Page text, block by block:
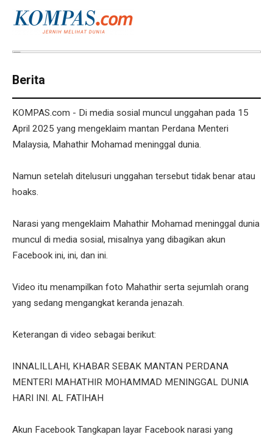
Berita
KOMPAS.com - Di media sosial muncul unggahan pada 15
April 2025 yang mengeklaim mantan Perdana Menteri
Malaysia, Mahathir Mohamad meninggal dunia.
Namun setelah ditelusuri unggahan tersebut tidak benar atau
hoaks.
Narasi yang mengeklaim Mahathir Mohamad meninggal dunia
muncul di media sosial, misalnya yang dibagikan akun
Facebook ini, ini, dan ini.
Video itu menampilkan foto Mahathir serta sejumlah orang
yang sedang mengangkat keranda jenazah.
Keterangan di video sebagai berikut:
INNALILLAHI, KHABAR SEBAK MANTAN PERDANA
MENTERI MAHATHIR MOHAMMAD MENINGGAL DUNIA
HARI INI. AL FATIHAH
Akun Facebook Tangkapan layar Facebook narasi yang